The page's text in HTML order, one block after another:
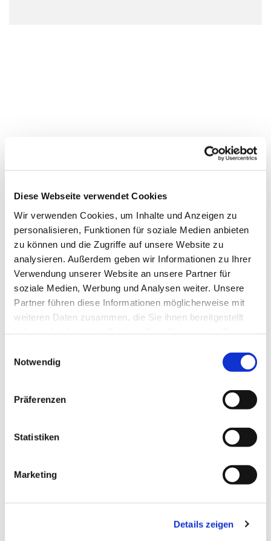
Diese Webseite verwendet Cookies
Wir verwenden Cookies, um Inhalte und Anzeigen zu
personalisieren, Funktionen für soziale Medien anbieten
zu können und die Zugriffe auf unsere Website zu
analysieren. Außerdem geben wir Informationen zu Ihrer
Verwendung unserer Website an unsere Partner für
soziale Medien, Werbung und Analysen weiter. Unsere
Partner führen diese Informationen möglicherweise mit
weiteren Daten zusammen, die Sie ihnen bereitgestellt
Notwendig
Präferenzen
Statistiken
Marketing
Details zeigen
Dies könnte Sie auch
interessieren